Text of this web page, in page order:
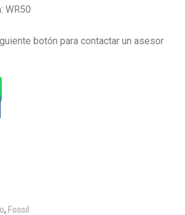
WR50
botón para contactar un asesor
, Fossil